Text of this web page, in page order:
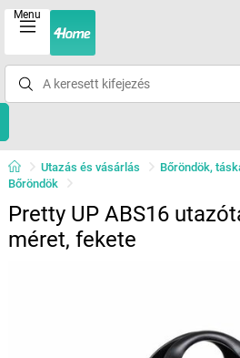
Menu
Utazás és vásárlás
Bőröndök,
Bőröndök
Pretty UP ABS16
méret, fekete